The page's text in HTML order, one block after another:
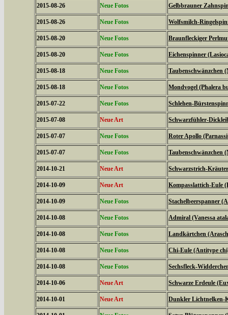
2015-08-26 Neue Fotos Gelbbrauner
2015-08-26 Neue Fotos Wolfsmilch-
2015-08-20 Neue Fotos Braunfleckiger
2015-08-20 Neue Fotos Eichenspinner
2015-08-18 Neue Fotos Taubenschwänzchen
2015-08-18 Neue Fotos Mondvogel (Phalera
2015-07-22 Neue Fotos Schlehen-
2015-07-08 Neue Art Schwarzfühler-
2015-07-07 Neue Fotos Roter Apollo
2015-07-07 Neue Fotos Taubenschwänzchen
2014-10-21 Neue Art Schwarzstrich-
2014-10-09 Neue Art Kompasslattich-Eule
2014-10-09 Neue Fotos Stachelbeerspanner
2014-10-08 Neue Fotos Admiral (Vanessa
2014-10-08 Neue Fotos Landkärtchen
2014-10-08 Neue Fotos Chi-Eule (Antitype
2014-10-08 Neue Fotos Sechsfleck-
2014-10-06 Neue Art Schwarze Erdeule
2014-10-01 Neue Art Dunkler Lichtnelken-